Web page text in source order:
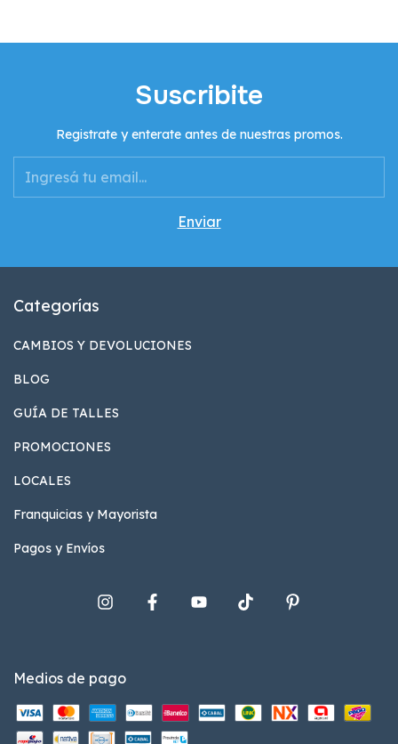
Suscribite
Registrate y enterate antes de nuestras promos.
Categorías
CAMBIOS Y DEVOLUCIONES
BLOG
GUÍA DE TALLES
PROMOCIONES
LOCALES
Franquicias y Mayorista
Pagos y Envíos
Medios de pago